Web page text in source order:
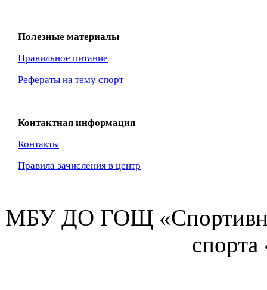
Полезные материалы
Правильное питание
Рефераты на тему спорт
Контактная информация
Контакты
Правила зачисления в центр
МБУ ДО ГОЩ